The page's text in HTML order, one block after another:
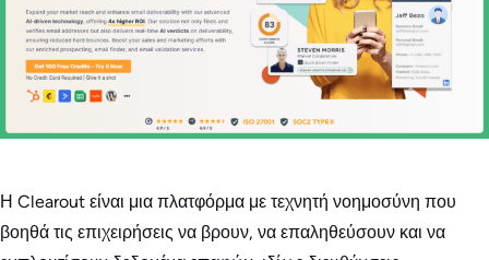
Η Clearout είναι μια πλατφόρμα με τεχνητή νοημοσύνη που
βοηθά τις επιχειρήσεις να βρουν, να επαληθεύσουν και να